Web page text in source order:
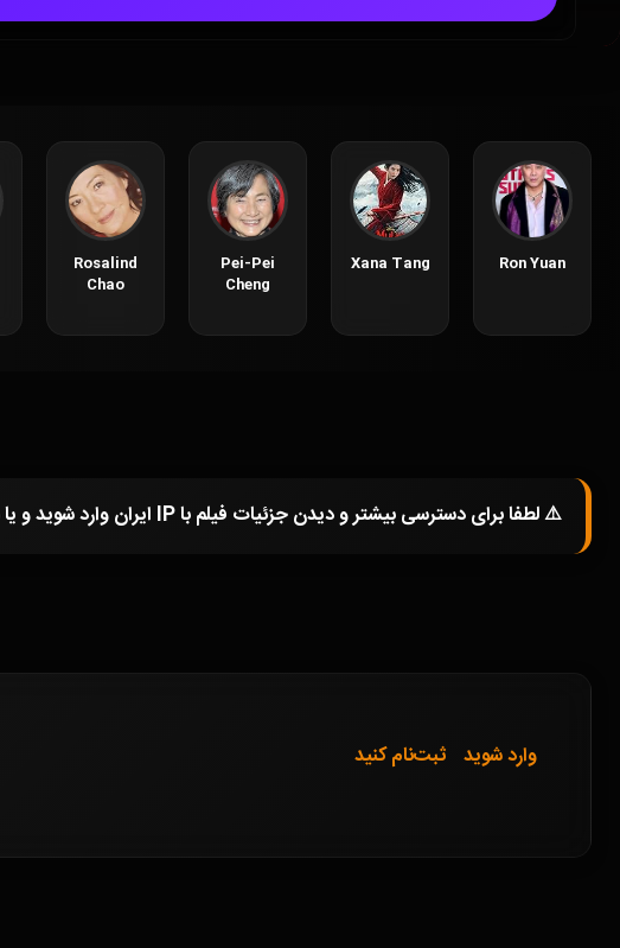
Rosalind
Chao
Pei-Pei
Cheng
Xana Tang Ron Yuan
⚠️ لطفا برای دسترسی بیشتر و دیدن جزئیات فیلم با IP ایران وارد شوید و یا در صورتی که از فیلترشکن استفاده میکنید خاموش کرده و صفحه را مجددا باز کنید.
وارد شوید ثبت‌نام کنید